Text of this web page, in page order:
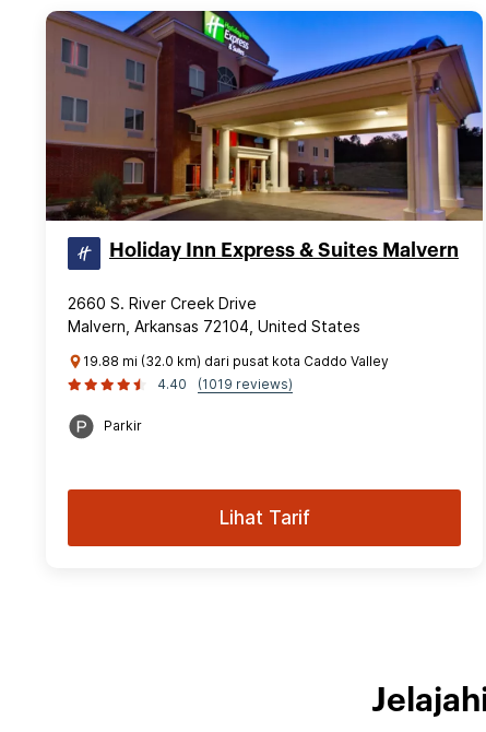
Holiday Inn Express & Suites Malvern
2660 S. River Creek Drive
Malvern, Arkansas 72104, United States
19.88 mi (32.0 km) dari pusat kota Caddo Valley
4.40
(1019 reviews)
Parkir
Lihat Tarif